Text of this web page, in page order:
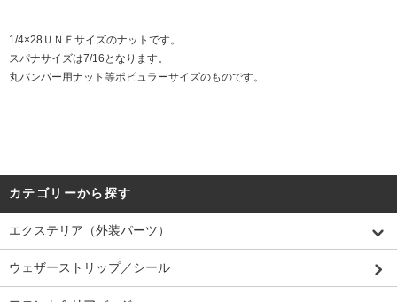
1/4×28ＵＮＦサイズのナットです。
スパナサイズは7/16となります。
丸バンパー用ナット等ポピュラーサイズのものです。
カテゴリーから探す
エクステリア（外装パーツ）
ウェザーストリップ／シール